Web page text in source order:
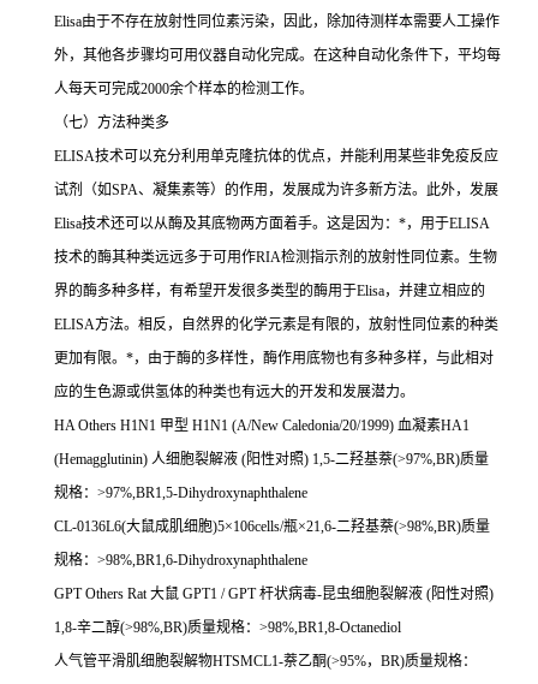
Elisa由于不存在放射性同位素污染，因此，除加待测样本需要人工操作
外，其他各步骤均可用仪器自动化完成。在这种自动化条件下，平均每
人每天可完成2000余个样本的检测工作。
（七）方法种类多
ELISA技术可以充分利用单克隆抗体的优点，并能利用某些非免疫反应
试剂（如SPA、凝集素等）的作用，发展成为许多新方法。此外，发展
Elisa技术还可以从酶及其底物两方面着手。这是因为： *，用于ELISA
技术的酶其种类远远多于可用作RIA检测指示剂的放射性同位素。生物
界的酶多种多样，有希望开发很多类型的酶用于Elisa，并建立相应的
ELISA方法。相反，自然界的化学元素是有限的，放射性同位素的种类
更加有限。 *，由于酶的多样性，酶作用底物也有多种多样，与此相对
应的生色源或供氢体的种类也有远大的开发和发展潜力。
HA Others H1N1 甲型 H1N1 (A/New Caledonia/20/1999) 血凝素HA1
(Hemagglutinin) 人细胞裂解液 (阳性对照) 1,5-二羟基萘(>97%,BR)质量
规格： >97%,BR1,5-Dihydroxynaphthalene
CL-0136L6(大鼠成肌细胞)5×106cells/瓶×21,6-二羟基萘(>98%,BR)质量
规格： >98%,BR1,6-Dihydroxynaphthalene
GPT Others Rat大鼠 GPT1 / GPT杆状病毒-昆虫细胞裂解液 (阳性对照)
1,8-辛二醇(>98%,BR)质量规格： >98%,BR1,8-Octanediol
人气管平滑肌细胞裂解物HTSMCL1-萘乙酮(>95%， BR)质量规格：